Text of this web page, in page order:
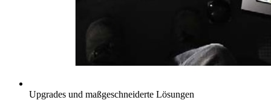
Upgrades und maßgeschneiderte Lösungen